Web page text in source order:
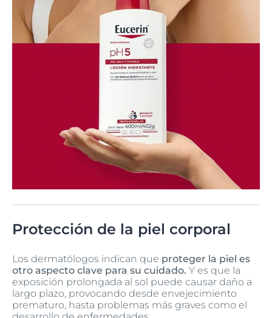
Protección de la piel corporal
Los dermatólogos indican que proteger la piel es
otro aspecto clave para su cuidado. Y es que la
exposición prolongada al sol puede causar daño a
largo plazo, provocando desde envejecimiento
prematuro, hasta problemas más graves como el